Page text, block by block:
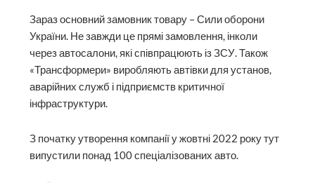
Зараз основний замовник товару – Сили оборони
України. Не завжди це прямі замовлення, інколи
через автосалони, які співпрацюють із ЗСУ. Також
«Трансформери» виробляють автівки для установ,
аварійних служб і підприємств критичної
інфраструктури.
З початку утворення компанії у жовтні 2022 року тут
випустили понад 100 спеціалізованих авто.